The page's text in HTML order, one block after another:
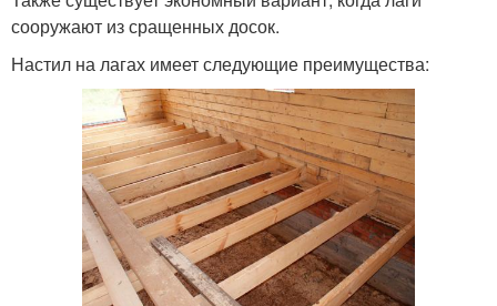
сооружают из сращенных досок.
Настил на лагах имеет следующие преимущества: